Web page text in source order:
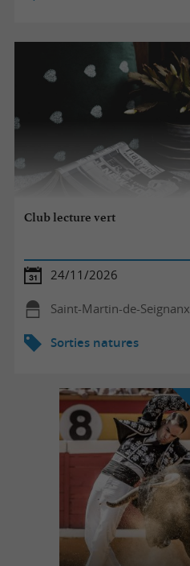
Club lecture vert
24/11/2026
Saint-Martin-de-Seignanx
Sorties natures